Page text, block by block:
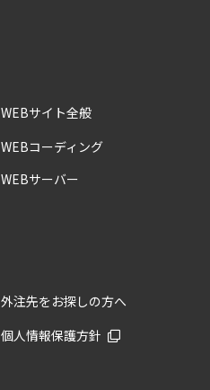
WEBサイト全般
WEBコーディング
WEBサーバー
外注先をお探しの方へ
個人情報保護方針